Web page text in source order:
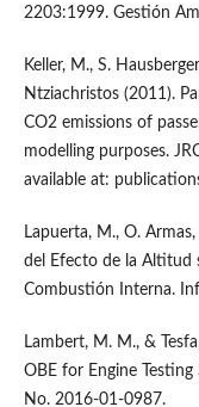
2203:1999. Gestión
Keller, M., S.
Ntziachristos (2011).
CO2 emissions of
modelling purposes.
available at:
Lapuerta, M., O.
del Efecto de la Altitud
Combustión Interna.
Lambert, M. M., &
OBE for Engine Testing
No. 2016-01-0987.